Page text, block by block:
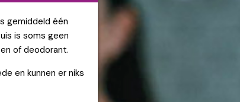
gemiddeld één
is soms geen
of deodorant.
en kunnen er niks